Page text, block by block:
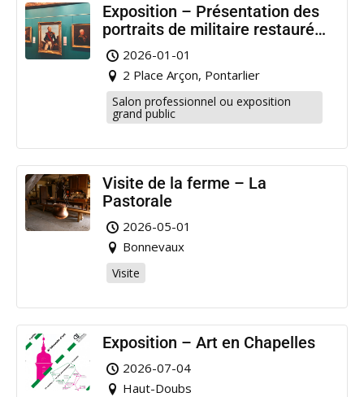
Exposition – Présentation des
portraits de militaire restaurés
à Pontarlier
2026-01-01
2 Place Arçon, Pontarlier
Salon professionnel ou exposition
grand public
Visite de la ferme – La
Pastorale
2026-05-01
Bonnevaux
Visite
Exposition – Art en Chapelles
2026-07-04
Haut-Doubs